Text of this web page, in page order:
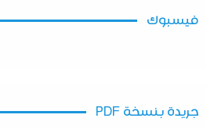
فيسبوك
جريدة بنسخة PDF